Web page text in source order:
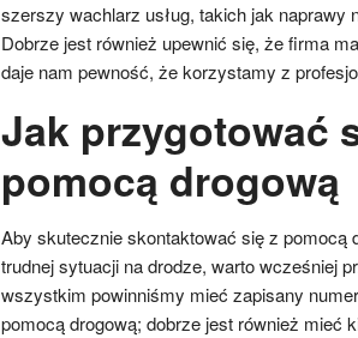
szerszy wachlarz usług, takich jak naprawy
Dobrze jest również upewnić się, że firma
daje nam pewność, że korzystamy z
Jak przygotować
pomocą drogową
Aby skutecznie skontaktować się z pomocą
trudnej sytuacji na drodze, warto wcześniej
wszystkim powinniśmy mieć zapisany
pomocą drogową; dobrze jest również mieć